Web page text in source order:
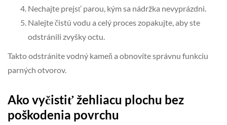
Nechajte prejsť parou, kým sa nádržka nevyprázdni.
Nalejte čistú vodu a celý proces zopakujte, aby ste
odstránili zvyšky octu.
Takto odstránite vodný kameň a obnovíte správnu funkciu
parných otvorov.
Ako vyčistiť žehliacu plochu bez
poškodenia povrchu